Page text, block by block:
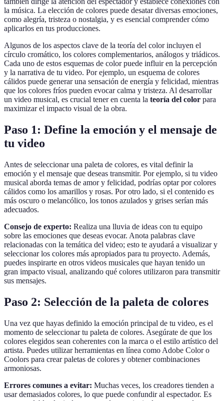
la música. La elección de colores puede desatar diversas emociones,
como alegría, tristeza o nostalgia, y es esencial comprender cómo
aplicarlos en tus producciones.
Algunos de los aspectos clave de la teoría del color incluyen el
círculo cromático, los colores complementarios, análogos y triádicos.
Cada uno de estos esquemas de color puede influir en la percepción
y la narrativa de tu video. Por ejemplo, un esquema de colores
cálidos puede generar una sensación de energía y felicidad, mientras
que los colores fríos pueden evocar calma y tristeza. Al desarrollar
un video musical, es crucial tener en cuenta la teoría del color para
maximizar el impacto visual de la obra.
Paso 1: Define la emoción y el mensaje de
tu video
Antes de seleccionar una paleta de colores, es vital definir la
emoción y el mensaje que deseas transmitir. Por ejemplo, si tu video
musical aborda temas de amor y felicidad, podrías optar por colores
cálidos como los amarillos y rosas. Por otro lado, si el contenido es
más oscuro o melancólico, los tonos azulados y grises serían más
adecuados.
Consejo de experto: Realiza una lluvia de ideas con tu equipo
sobre las emociones que deseas evocar. Anota palabras clave
relacionadas con la temática del video; esto te ayudará a visualizar y
seleccionar los colores más apropiados para tu proyecto. Además,
puedes inspirarte en otros videos musicales que hayan tenido un
gran impacto visual, analizando qué colores utilizaron para transmitir
sus mensajes.
Paso 2: Selección de la paleta de colores
Una vez que hayas definido la emoción principal de tu video, es el
momento de seleccionar tu paleta de colores. Asegúrate de que los
colores elegidos sean coherentes con la marca o el estilo artístico del
artista. Puedes utilizar herramientas en línea como Adobe Color o
Coolors para crear paletas de colores y obtener combinaciones
armoniosas.
Errores comunes a evitar: Muchas veces, los creadores tienden a
usar demasiados colores, lo que puede confundir al espectador. Es